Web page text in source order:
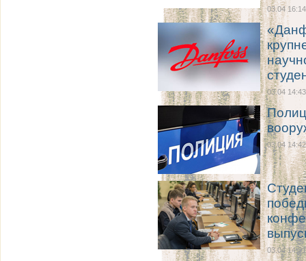
03.04 16:14
03.04 14:43
03.04 14:42
03.04 14:21